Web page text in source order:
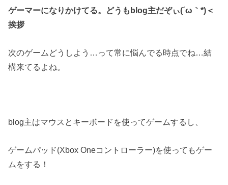
ゲーマーになりかけてる。どうもblog主だぞぃ(´ω｀*)＜
挨拶
次のゲームどうしよう…って常に悩んでる時点でね…結
構来てるよね。
blog主はマウスとキーボードを使ってゲームするし、
ゲームパッド(Xbox Oneコントローラー)を使ってもゲー
ムをする！